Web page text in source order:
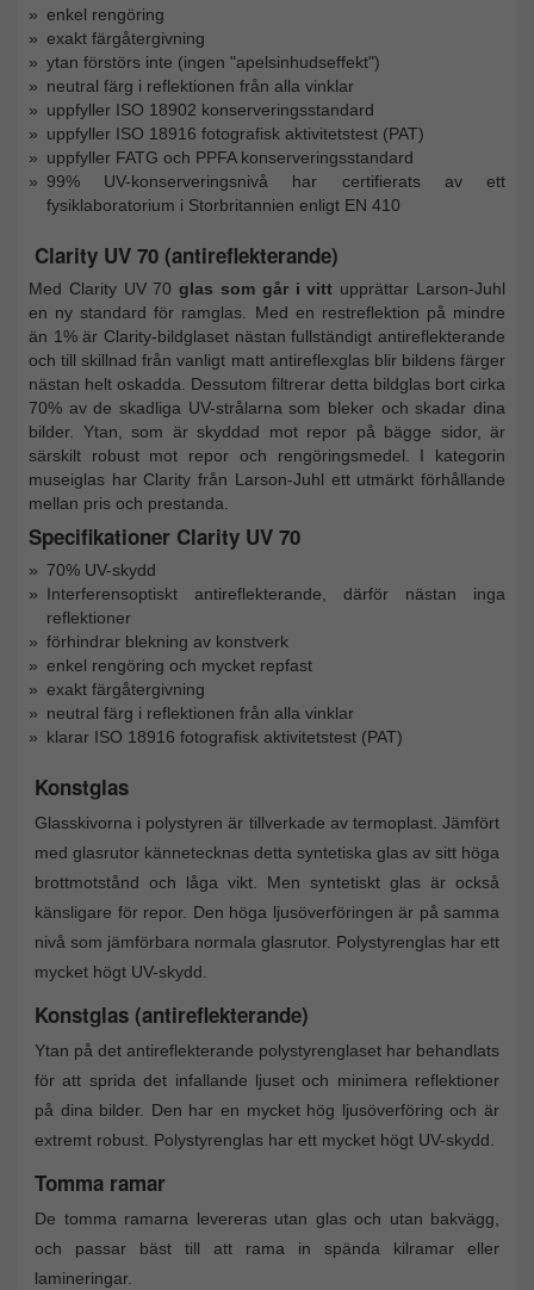
enkel rengöring
exakt färgåtergivning
ytan förstörs inte (ingen "apelsinhudseffekt")
neutral färg i reflektionen från alla vinklar
uppfyller ISO 18902 konserveringsstandard
uppfyller ISO 18916 fotografisk aktivitetstest (PAT)
uppfyller FATG och PPFA konserveringsstandard
99% UV-konserveringsnivå har certifierats av ett
fysiklaboratorium i Storbritannien enligt EN 410
Clarity UV 70 (antireflekterande)
Med Clarity UV 70glas som går i vitt upprättar Larson-Juhl
en ny standard för ramglas. Med en restreflektion på mindre
än 1% är Clarity-bildglaset nästan fullständigt antireflekterande
och till skillnad från vanligt matt antireflexglas blir bildens färger
nästan helt oskadda. Dessutom filtrerar detta bildglas bort cirka
70% av de skadliga UV-strålarna som bleker och skadar dina
bilder. Ytan, som är skyddad mot repor på bägge sidor, är
särskilt robust mot repor och rengöringsmedel. I kategorin
museiglas har Clarity från Larson-Juhl ett utmärkt förhållande
mellan pris och prestanda.
Specifikationer Clarity UV 70
70% UV-skydd
Interferensoptiskt antireflekterande, därför nästan inga
reflektioner
förhindrar blekning av konstverk
enkel rengöring och mycket repfast
exakt färgåtergivning
neutral färg i reflektionen från alla vinklar
klarar ISO 18916 fotografisk aktivitetstest (PAT)
Konstglas
Glasskivorna i polystyren är tillverkade av termoplast. Jämfört
med glasrutor kännetecknas detta syntetiska glas av sitt höga
brottmotstånd och låga vikt. Men syntetiskt glas är också
känsligare för repor. Den höga ljusöverföringen är på samma
nivå som jämförbara normala glasrutor. Polystyrenglas har ett
mycket högt UV-skydd.
Konstglas (antireflekterande)
Ytan på det antireflekterande polystyrenglaset har behandlats
för att sprida det infallande ljuset och minimera reflektioner
på dina bilder. Den har en mycket hög ljusöverföring och är
extremt robust. Polystyrenglas har ett mycket högt UV-skydd.
Tomma ramar
De tomma ramarna levereras utan glas och utan bakvägg,
och passar bäst till att rama in spända kilramar eller
lamineringar.